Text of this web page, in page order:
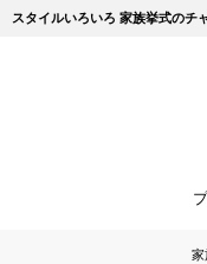
スタイルいろいろ 家族挙式のチ
家